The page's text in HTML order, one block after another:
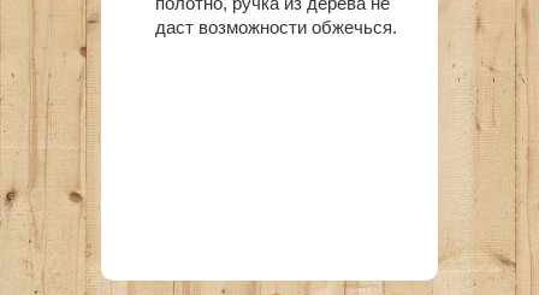
даст возможности обжечься.